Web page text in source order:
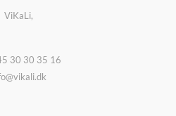
ViKaLi,
30 30 35 16